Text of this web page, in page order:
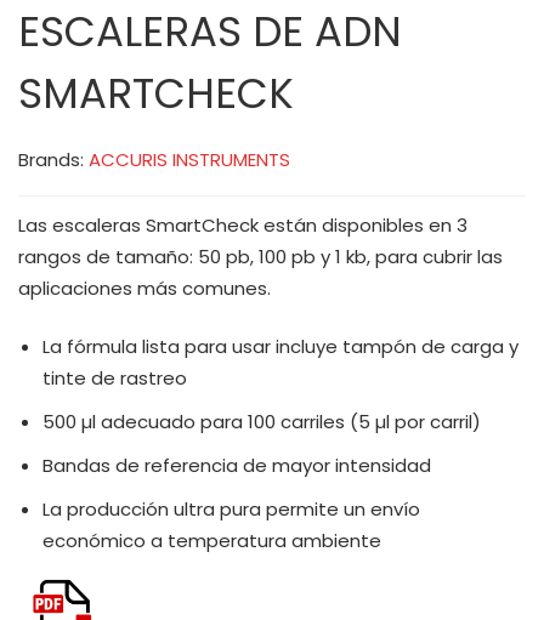
ESCALERAS DE ADN
SMARTCHECK
Brands: ACCURIS INSTRUMENTS
Las escaleras SmartCheck están disponibles en 3
rangos de tamaño: 50 pb, 100 pb y 1 kb, para cubrir las
aplicaciones más comunes.
La fórmula lista para usar incluye tampón de carga y
tinte de rastreo
500 µl adecuado para 100 carriles (5 µl por carril)
Bandas de referencia de mayor intensidad
La producción ultra pura permite un envío
económico a temperatura ambiente